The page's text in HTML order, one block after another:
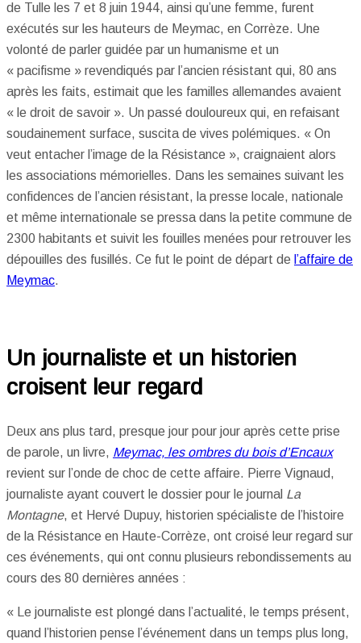
de Tulle les 7 et 8 juin 1944, ainsi qu’une femme, furent
exécutés sur les hauteurs de Meymac, en Corrèze. Une
volonté de parler guidée par un humanisme et un
« pacifisme » revendiqués par l’ancien résistant qui, 80 ans
après les faits, estimait que les familles allemandes avaient
« le droit de savoir ». Un passé douloureux qui, en refaisant
soudainement surface, suscita de vives polémiques. « On
veut entacher l’image de la Résistance », craignaient alors
les associations mémorielles. Dans les semaines suivant les
confidences de l’ancien résistant, la presse locale, nationale
et même internationale se pressa dans la petite commune de
2300 habitants et suivit les fouilles menées pour retrouver les
dépouilles des fusillés. Ce fut le point de départ de l’affaire de
Meymac.
Un journaliste et un historien
croisent leur regard
Deux ans plus tard, presque jour pour jour après cette prise
de parole, un livre, Meymac, les ombres du bois d’Encaux
revient sur l’onde de choc de cette affaire. Pierre Vignaud,
journaliste ayant couvert le dossier pour le journal La
Montagne, et Hervé Dupuy, historien spécialiste de l’histoire
de la Résistance en Haute-Corrèze, ont croisé leur regard sur
ces événements, qui ont connu plusieurs rebondissements au
cours des 80 dernières années :
« Le journaliste est plongé dans l’actualité, le temps présent,
quand l’historien pense l’événement dans un temps plus long,